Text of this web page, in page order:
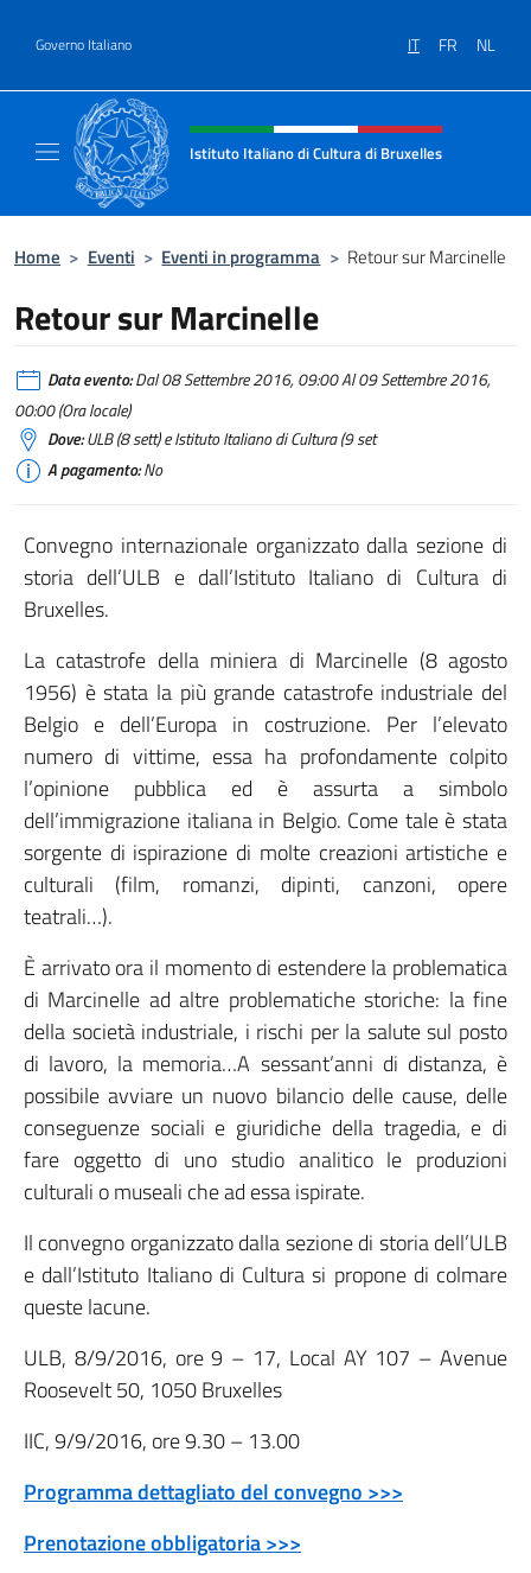
Governo Italiano IT FR NL
Intestazione sito, social e menù
Istituto Italiano di Cultura di Bruxelles
Home > Eventi > Eventi in programma > Retour sur Marcinelle
Retour sur Marcinelle
Data evento:Dal 08 Settembre 2016, 09:00 Al 09 Settembre 2016,
00:00 (Ora locale)
Dove:ULB (8 sett) e Istituto Italiano di Cultura (9 set
A pagamento:No
Convegno internazionale organizzato dalla sezione di
storia dell’ULB e dall’Istituto Italiano di Cultura di
Bruxelles.
La catastrofe della miniera di Marcinelle (8 agosto
1956) è stata la più grande catastrofe industriale del
Belgio e dell’Europa in costruzione. Per l’elevato
numero di vittime, essa ha profondamente colpito
l’opinione pubblica ed è assurta a simbolo
dell’immigrazione italiana in Belgio. Come tale è stata
sorgente di ispirazione di molte creazioni artistiche e
culturali (film, romanzi, dipinti, canzoni, opere
teatrali…).
È arrivato ora il momento di estendere la problematica
di Marcinelle ad altre problematiche storiche: la fine
della società industriale, i rischi per la salute sul posto
di lavoro, la memoria…A sessant’anni di distanza, è
possibile avviare un nuovo bilancio delle cause, delle
conseguenze sociali e giuridiche della tragedia, e di
fare oggetto di uno studio analitico le produzioni
culturali o museali che ad essa ispirate.
Il convegno organizzato dalla sezione di storia dell’ULB
e dall’Istituto Italiano di Cultura si propone di colmare
queste lacune.
ULB, 8/9/2016, ore 9 – 17, Local AY 107 – Avenue
Roosevelt 50, 1050 Bruxelles
IIC, 9/9/2016, ore 9.30 – 13.00
Programma dettagliato del convegno >>>
Prenotazione obbligatoria >>>